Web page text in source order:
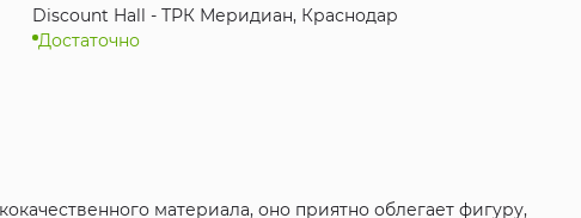
Discount Hall - ТРК Меридиан, Краснодар
Достаточно
материала, оно приятно облегает фигуру,